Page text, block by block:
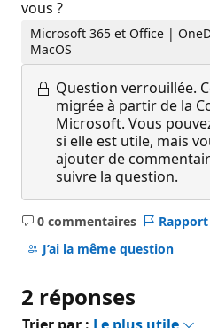
vous ?
Microsoft 365 et Office |
MacOS
Question verrouillée.
migrée à partir de la
Microsoft. Vous
si elle est utile, mais
ajouter de
suivre la question.
0 commentaires
Aucun
commentaire
Rapport
J’ai la même question
2 réponses
Trier par : Le plus utile